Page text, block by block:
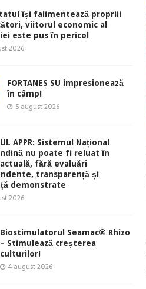
își falimentează propriii
viitorul economic al
este pus în pericol
2026
FORTANES SU impresionează
în câmp!
5 august 2026
APPR: Sistemul Național
nu poate fi reluat în
fără evaluări
transparență și
demonstrate
2026
Biostimulatorul Seamac® Rhizo
– Stimulează creșterea
culturilor!
4 august 2026